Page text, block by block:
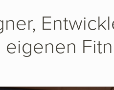
eigenen